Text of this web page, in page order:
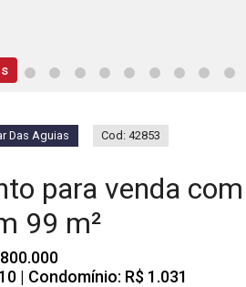
Das Aguias Cod: 42853
para venda
99 m²
| Condomínio: R$ 1.031